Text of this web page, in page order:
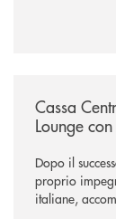
Cassa
Lounge
Dopo il
proprio
italiane,